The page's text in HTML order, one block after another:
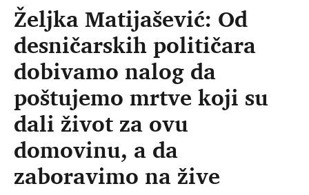
Željka Matijašević: Od
desničarskih političara
dobivamo nalog da
poštujemo mrtve koji su
dali život za ovu
domovinu, a da
zaboravimo na žive